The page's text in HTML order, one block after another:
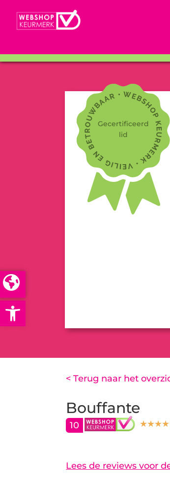
Open toolbar
Gecertificeerd
lid
< Terug naar het
Bouffante
10
Lees de reviews voor